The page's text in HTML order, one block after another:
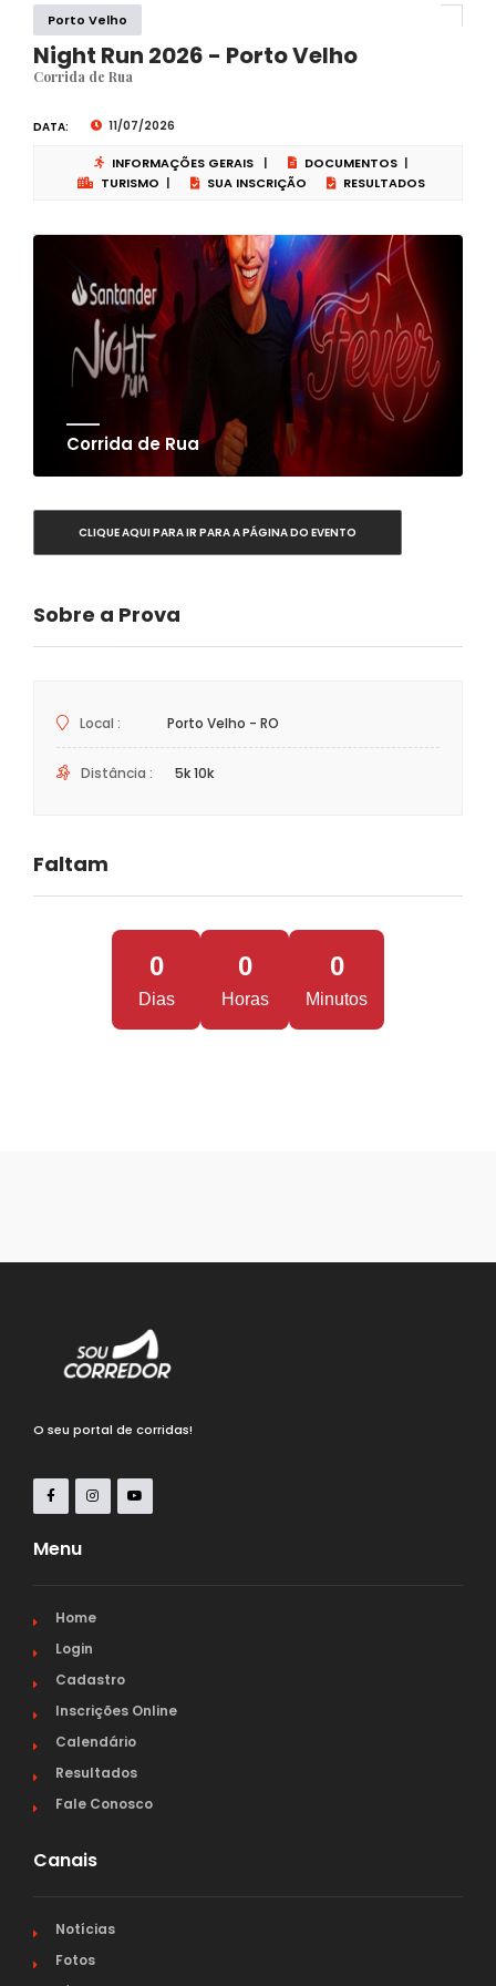
Porto Velho
Night Run 2026 - Porto Velho
Corrida de Rua
DATA: 11/07/2026
INFORMAÇÕES GERAIS | DOCUMENTOS |
TURISMO | SUA INSCRIÇÃO RESULTADOS
Corrida de Rua
CLIQUE AQUI PARA IR PARA A PÁGINA DO EVENTO
Sobre a Prova
Local : Porto Velho - RO
Distância : 5k 10k
Faltam
0
Dias
0
Horas
0
Minutos
O seu portal de corridas!
Menu
Home
Login
Cadastro
Inscrições Online
Calendário
Resultados
Fale Conosco
Canais
Notícias
Fotos